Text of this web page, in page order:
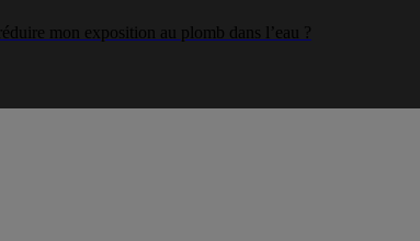
mon exposition au plomb dans l’eau ?
l’autisme?